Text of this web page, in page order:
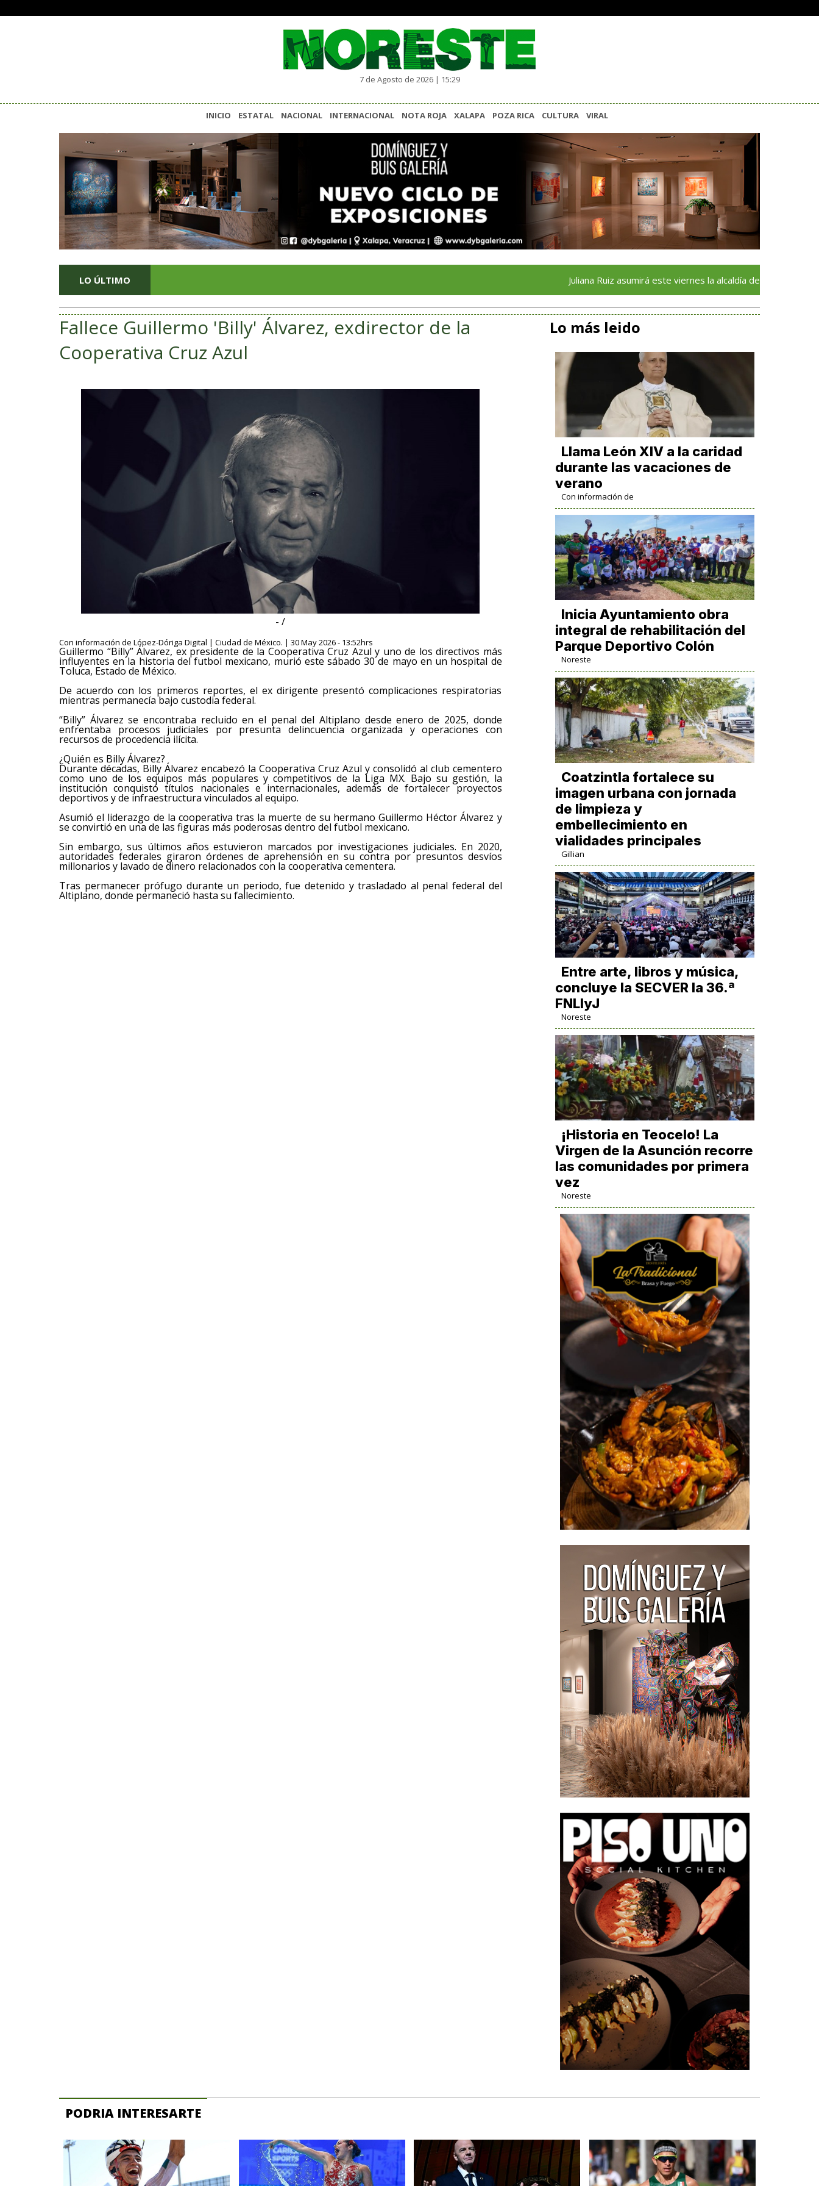
7 de Agosto de 2026 | 15:29
INICIO ESTATAL NACIONAL INTERNACIONAL NOTA ROJA XALAPA POZA RICA CULTURA VIRAL
LO ÚLTIMO Juliana Ruiz asumirá este viernes la alcaldía de Ixhuatlán del Sureste
Fallece Guillermo 'Billy' Álvarez, exdirector de la
Cooperativa Cruz Azul
- /
Con información de López-Dóriga Digital | Ciudad de México. | 30 May 2026 - 13:52hrs
Guillermo “Billy” Álvarez, ex presidente de la Cooperativa Cruz Azul y uno de los directivos más
influyentes en la historia del futbol mexicano, murió este sábado 30 de mayo en un hospital de
Toluca, Estado de México.
De acuerdo con los primeros reportes, el ex dirigente presentó complicaciones respiratorias
mientras permanecía bajo custodia federal.
“Billy” Álvarez se encontraba recluido en el penal del Altiplano desde enero de 2025, donde
enfrentaba procesos judiciales por presunta delincuencia organizada y operaciones con
recursos de procedencia ilícita.
¿Quién es Billy Álvarez?
Durante décadas, Billy Álvarez encabezó la Cooperativa Cruz Azul y consolidó al club cementero
como uno de los equipos más populares y competitivos de la Liga MX. Bajo su gestión, la
institución conquistó títulos nacionales e internacionales, además de fortalecer proyectos
deportivos y de infraestructura vinculados al equipo.
Asumió el liderazgo de la cooperativa tras la muerte de su hermano Guillermo Héctor Álvarez y
se convirtió en una de las figuras más poderosas dentro del futbol mexicano.
Sin embargo, sus últimos años estuvieron marcados por investigaciones judiciales. En 2020,
autoridades federales giraron órdenes de aprehensión en su contra por presuntos desvíos
millonarios y lavado de dinero relacionados con la cooperativa cementera.
Tras permanecer prófugo durante un periodo, fue detenido y trasladado al penal federal del
Altiplano, donde permaneció hasta su fallecimiento.
Lo más leido
Llama León XIV a la caridad
durante las vacaciones de
verano
Con información de
Inicia Ayuntamiento obra
integral de rehabilitación del
Parque Deportivo Colón
Noreste
Coatzintla fortalece su
imagen urbana con jornada
de limpieza y
embellecimiento en
vialidades principales
Gillian
Entre arte, libros y música,
concluye la SECVER la 36.ª
FNLIyJ
Noreste
​¡Historia en Teocelo! La
Virgen de la Asunción recorre
las comunidades por primera
vez
Noreste
PODRIA INTERESARTE